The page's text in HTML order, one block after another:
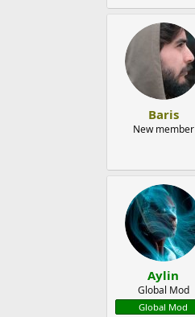
Baris
New member
Aylin
Global Mod
Global Mod